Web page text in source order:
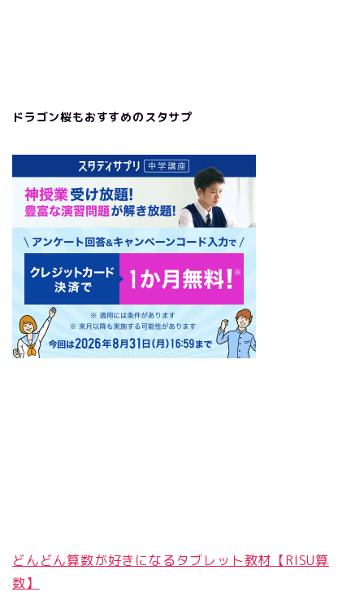
ドラゴン桜もおすすめのスタサプ
どんどん算数が好きになるタブレット教材【RISU算
数】